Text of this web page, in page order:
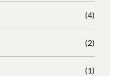
(4)
(2)
(1)